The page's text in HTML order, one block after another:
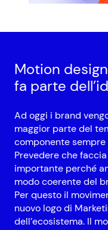
Motion
fa parte
Ad oggi i brand
maggior parte del
componente
Prevedere che
importante perché
modo coerente del
Per questo il
nuovo logo di
dell’ecosistema. Il